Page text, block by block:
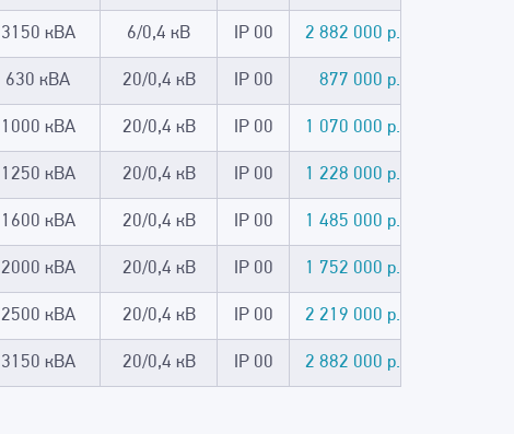
3150 кВА 6/0,4 кВ IP 00 2 882 000 р.
630 кВА 20/0,4 кВ IP 00 877 000 р.
1000 кВА 20/0,4 кВ IP 00 1 070 000 р.
1250 кВА 20/0,4 кВ IP 00 1 228 000 р.
1600 кВА 20/0,4 кВ IP 00 1 485 000 р.
2000 кВА 20/0,4 кВ IP 00 1 752 000 р.
2500 кВА 20/0,4 кВ IP 00 2 219 000 р.
3150 кВА 20/0,4 кВ IP 00 2 882 000 р.